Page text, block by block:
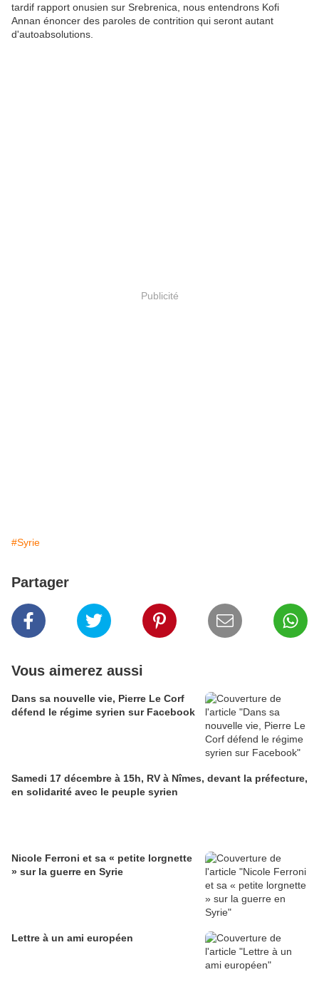
tardif rapport onusien sur Srebrenica, nous entendrons Kofi
Annan énoncer des paroles de contrition qui seront autant
d'autoabsolutions.
Publicité
#Syrie
Partager
Vous aimerez aussi
Dans sa nouvelle vie, Pierre Le Corf
défend le régime syrien sur Facebook
Samedi 17 décembre à 15h, RV à Nîmes, devant la préfecture,
en solidarité avec le peuple syrien
Nicole Ferroni et sa « petite lorgnette
» sur la guerre en Syrie
Lettre à un ami européen